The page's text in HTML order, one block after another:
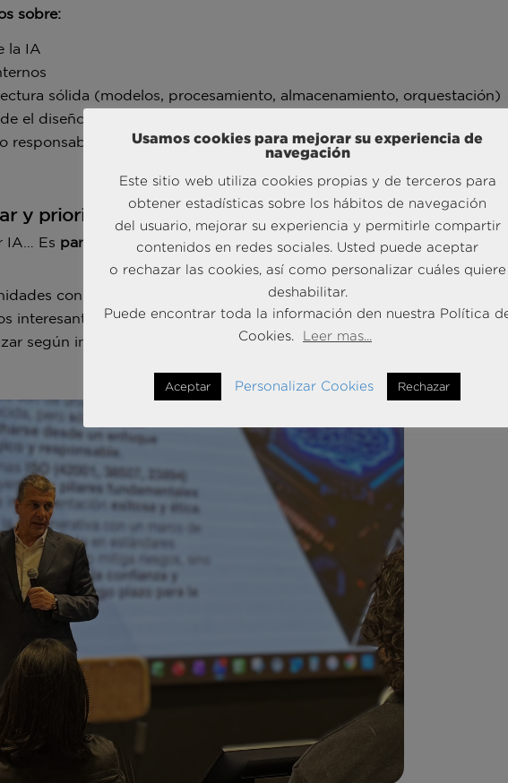
sobre:
la IA
sólida (modelos, procesamiento, almacenamiento, orquestación)
el diseño
responsabilidad transversal
y priorizar casos de uso con impacto real
IA… Es para qué
con valor tangible.
interesantes» de «casos estratégicos»
según impacto, viabilidad y riesgo
Usamos cookies para mejorar su experiencia de
navegación
Este sitio web utiliza cookies propias y de terceros para
obtener estadísticas sobre los hábitos de navegación
del usuario, mejorar su experiencia y permitirle compartir
contenidos en redes sociales. Usted puede aceptar
o rechazar las cookies, así como personalizar cuáles quiere
deshabilitar.
Puede encontrar toda la información den nuestra Política
Cookies.
Leer mas...
Aceptar Personalizar Cookies Rechazar